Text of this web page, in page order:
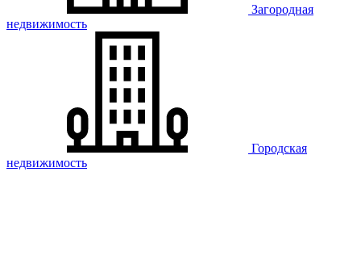
Загородная
недвижимость
Городская
недвижимость